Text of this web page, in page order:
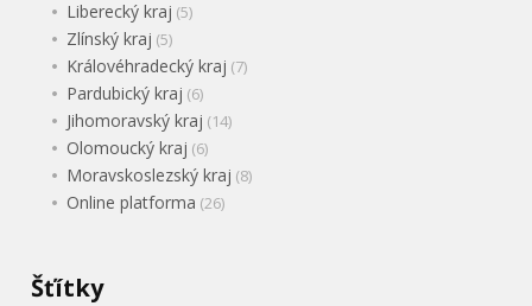
Liberecký kraj (5)
Zlínský kraj (5)
Královéhradecký kraj (7)
Pardubický kraj (6)
Jihomoravský kraj (14)
Olomoucký kraj (6)
Moravskoslezský kraj (8)
Online platforma (26)
Šťítky